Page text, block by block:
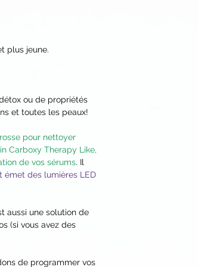
plus jeune.
ou de propriétés
et toutes les peaux!
pour nettoyer
Carboxy Therapy Like,
de vos sérums. Il
émet des lumières LED
aussi une solution de
(si vous avez des
de programmer vos